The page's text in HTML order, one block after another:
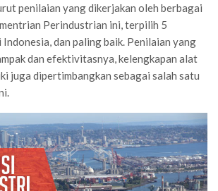
penilaian yang dikerjakan oleh berbagai
Perindustrian ini, terpilih 5
dan paling baik. Penilaian yang
dan efektivitasnya, kelengkapan alat
juga dipertimbangkan sebagai salah satu